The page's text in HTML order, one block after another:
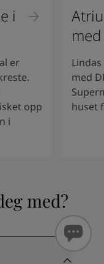
i
er
opp
i
med
huset
med?